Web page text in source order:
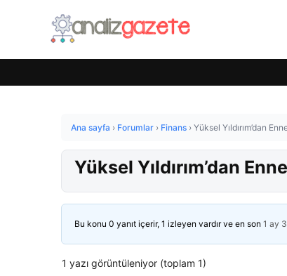
Ana sayfa › Forumlar › Finans › Yüksel Yıldırım’dan
Yüksel Yıldırım’dan
Bu konu 0 yanıt içerir, 1 izleyen vardır ve en son 1 ay
1 yazı görüntüleniyor (toplam 1)